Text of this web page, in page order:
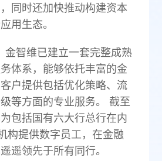
同时还加快推动构建资本
用生态。
金智维已建立一套完整成熟
体系，能够依托丰富的金
户提供包括优化策略、流
等方面的专业服务。 截至
包括国有六大行总行在内
构提供数字员工，在金融
遥领先于所有同行。